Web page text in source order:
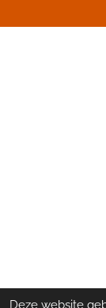
Deze website